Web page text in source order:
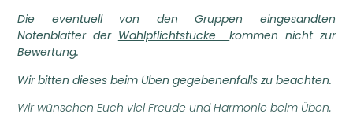
Die eventuell von den Gruppen eingesandten
Notenblätter der Wahlpflichtstückekommen nicht zur
Bewertung.
Wir bitten dieses beim Üben gegebenenfalls zu beachten.
Wir wünschen Euch viel Freude und Harmonie beim Üben.